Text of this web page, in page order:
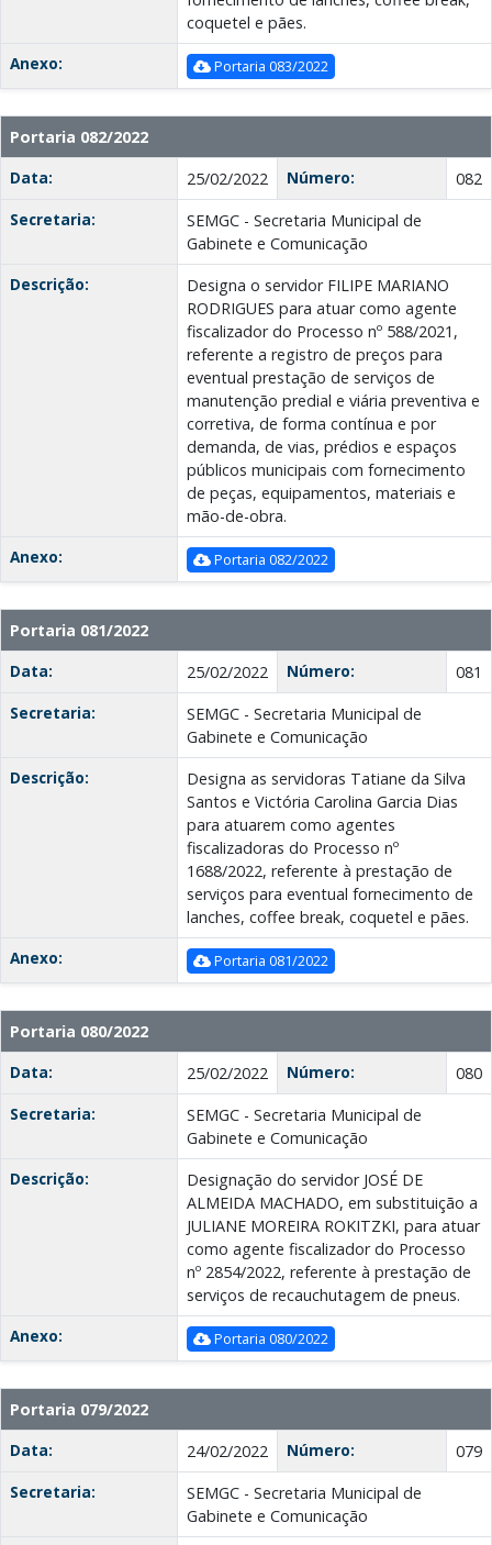
coquetel e pães.
Anexo:
Portaria 083/2022
Portaria 082/2022
Data:
25/02/2022 Número:
082
Secretaria:
SEMGC - Secretaria Municipal de
Gabinete e Comunicação
Descrição:
Designa o servidor FILIPE MARIANO
RODRIGUES para atuar como agente
fiscalizador do Processo nº 588/2021,
referente a registro de preços para
eventual prestação de serviços de
manutenção predial e viária preventiva e
corretiva, de forma contínua e por
demanda, de vias, prédios e espaços
públicos municipais com fornecimento
de peças, equipamentos, materiais e
mão-de-obra.
Anexo:
Portaria 082/2022
Portaria 081/2022
Data:
25/02/2022 Número:
081
Secretaria:
SEMGC - Secretaria Municipal de
Gabinete e Comunicação
Descrição:
Designa as servidoras Tatiane da Silva
Santos e Victória Carolina Garcia Dias
para atuarem como agentes
fiscalizadoras do Processo nº
1688/2022, referente à prestação de
serviços para eventual fornecimento de
lanches, coffee break, coquetel e pães.
Anexo:
Portaria 081/2022
Portaria 080/2022
Data:
25/02/2022 Número:
080
Secretaria:
SEMGC - Secretaria Municipal de
Gabinete e Comunicação
Descrição:
Designação do servidor JOSÉ DE
ALMEIDA MACHADO, em substituição a
JULIANE MOREIRA ROKITZKI, para atuar
como agente fiscalizador do Processo
nº 2854/2022, referente à prestação de
serviços de recauchutagem de pneus.
Anexo:
Portaria 080/2022
Portaria 079/2022
Data:
24/02/2022 Número:
079
Secretaria:
SEMGC - Secretaria Municipal de
Gabinete e Comunicação